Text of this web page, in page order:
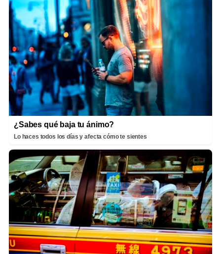
¿Sabes qué baja tu ánimo?
Lo haces todos los días y afecta cómo te sientes